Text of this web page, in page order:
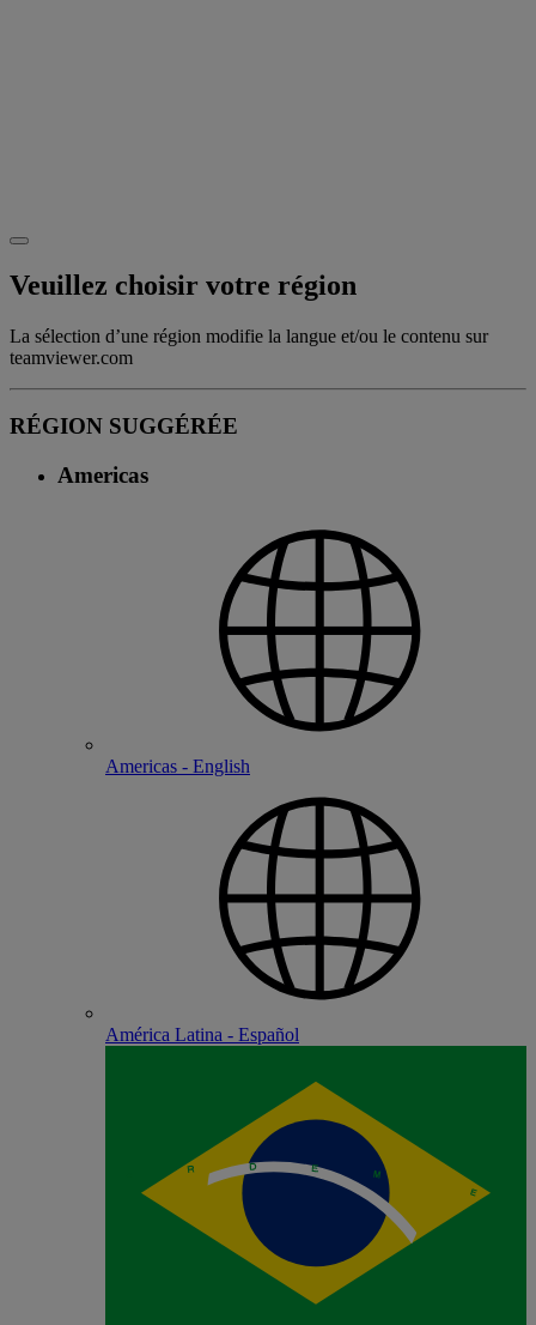
Veuillez choisir votre région
La sélection d’une région modifie la langue et/ou le contenu sur
teamviewer.com
RÉGION SUGGÉRÉE
Americas
Americas - English
América Latina - Español